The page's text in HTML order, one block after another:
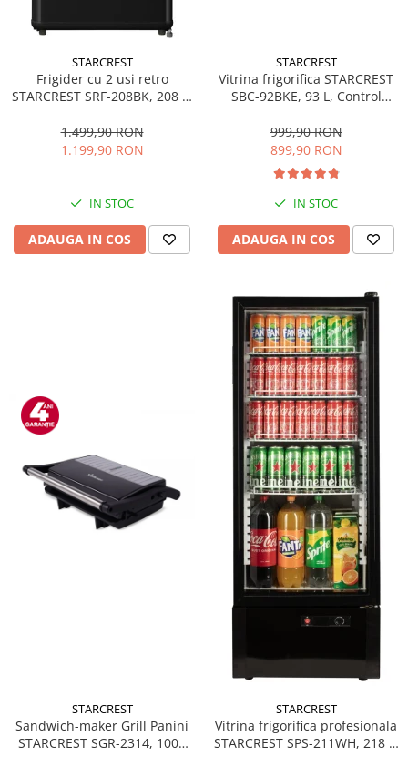
STARCREST
Frigider cu 2 usi retro
STARCREST SRF-208BK, 208 L,
Iluminare LED, Termostat
Reglabil, H 147 cm, Negru
1.499,90 RON
1.199,90 RON
IN STOC
ADAUGA IN COS
STARCREST
Vitrina frigorifica STARCREST
SBC-92BKE, 93 L, Control
83.2 cm, Negru
999,90 RON
899,90 RON
IN STOC
ADAUGA IN COS
STARCREST
Sandwich-maker Grill Panini
STARCREST SGR-2314, 1000
STARCREST
Vitrina frigorifica profesionala
STARCREST SPS-211WH, 218 L,